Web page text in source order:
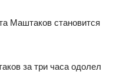
Маштаков становится
за три часа одолел